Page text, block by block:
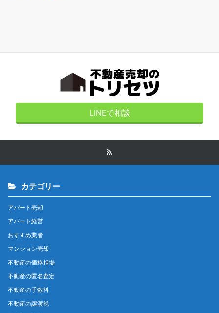
LINEで相談
カテゴリー
アパート売却
アパート経営
おすすめ業者
マンション売却
不動産の価格相場
不動産の匿名査定
不動産の手数料
不動産の譲渡税